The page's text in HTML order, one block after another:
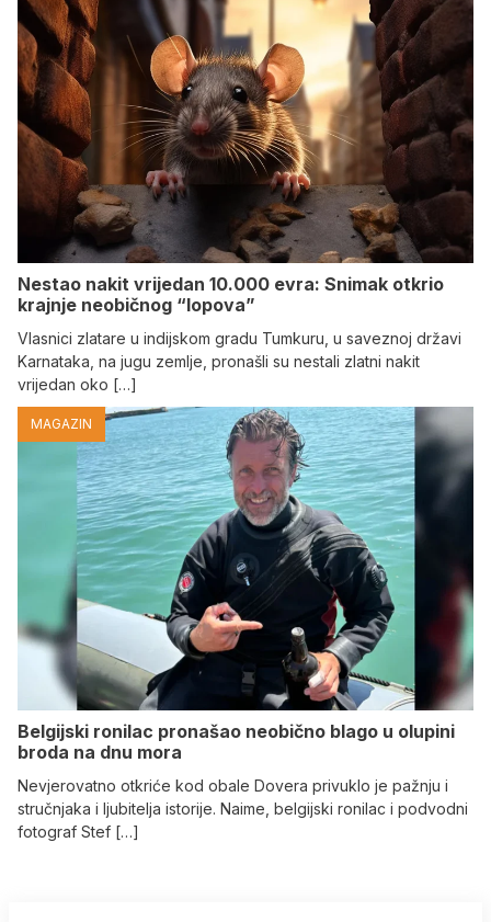
Nestao nakit vrijedan 10.000 evra: Snimak otkrio
krajnje neobičnog “lopova”
Vlasnici zlatare u indijskom gradu Tumkuru, u saveznoj državi
Karnataka, na jugu zemlje, pronašli su nestali zlatni nakit
vrijedan oko […]
MAGAZIN
Belgijski ronilac pronašao neobično blago u olupini
broda na dnu mora
Nevjerovatno otkriće kod obale Dovera privuklo je pažnju i
stručnjaka i ljubitelja istorije. Naime, belgijski ronilac i podvodni
fotograf Stef […]